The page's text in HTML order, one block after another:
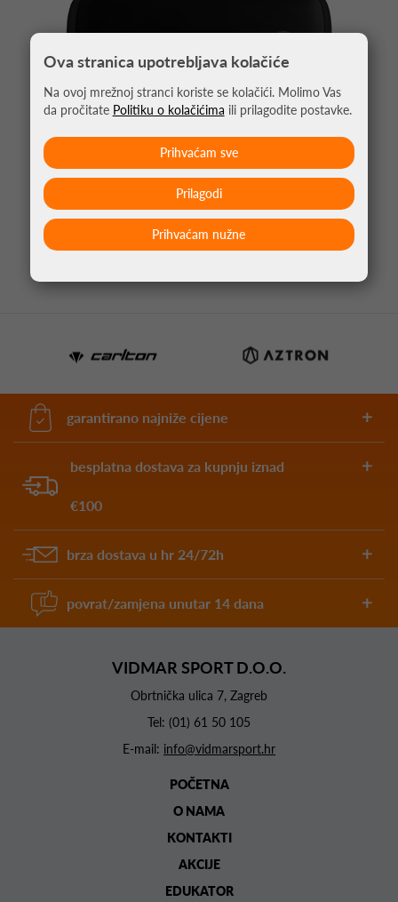
PIKADO TORBICA BLAZE CRNA
13,95 €
garantirano najniže cijene
besplatna dostava za kupnju iznad
€100
brza dostava u hr 24/72h
povrat/zamjena unutar 14 dana
VIDMAR SPORT D.O.O.
Obrtnička ulica 7, Zagreb
Tel: (01) 61 50 105
E-mail: info@vidmarsport.hr
POČETNA
O NAMA
KONTAKTI
AKCIJE
EDUKATOR
Ova stranica upotrebljava kolačiće
Na ovoj mrežnoj stranci koriste se kolačići. Molimo Vas
da pročitate Politiku o kolačićima ili prilagodite postavke.
Prihvaćam nužne
Prilagodi
Prihvaćam sve